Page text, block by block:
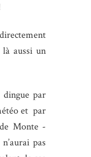
aussi un
par
et par
Monte -
pas